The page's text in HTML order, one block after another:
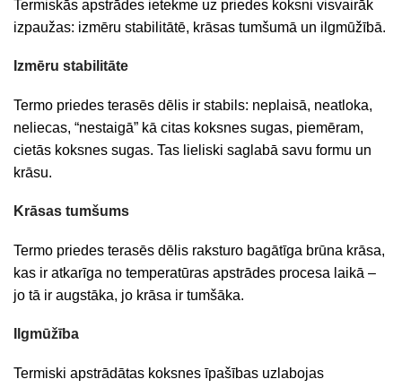
Termiskās apstrādes ietekme uz priedes koksni visvairāk
izpaužas: izmēru stabilitātē, krāsas tumšumā un ilgmūžībā.
Izmēru stabilitāte
Termo priedes terasēs dēlis ir stabils: neplaisā, neatloka,
neliecas, “nestaigā” kā citas koksnes sugas, piemēram,
cietās koksnes sugas. Tas lieliski saglabā savu formu un
krāsu.
Krāsas tumšums
Termo priedes terasēs dēlis raksturo bagātīga brūna krāsa,
kas ir atkarīga no temperatūras apstrādes procesa laikā –
jo tā ir augstāka, jo krāsa ir tumšāka.
Ilgmūžība
Termiski apstrādātas koksnes īpašības uzlabojas